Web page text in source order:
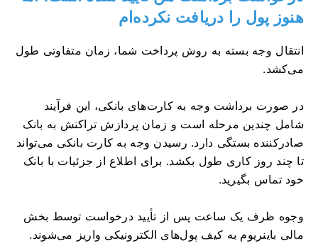
هنوز پول را دریافت نکرده‌ام
انتقال وجه بسته به روش پرداخت شما، زمان متفاوتی طول
می‌کشد.
در صورت برداشت وجه به کارت‌های بانکی، این فرآیند
شامل چندین مرحله است و زمان پردازش تراکنش به بانک
صادرکننده بستگی دارد. رسیدن وجه به کارت بانکی می‌تواند
تا چند روز کاری طول بکشد. برای اطلاع از جزئیات با بانک
خود تماس بگیرید.
وجوه ظرف یک ساعت پس از تأیید درخواست توسط بخش
مالی باینریوم به کیف پول‌های الکترونیکی واریز می‌شوند.